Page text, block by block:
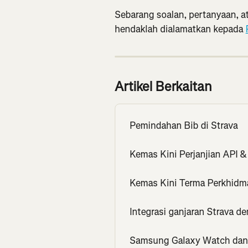
Sebarang soalan, pertanyaan,
hendaklah dialamatkan kepada
Artikel Berkaitan
Pemindahan Bib di Strava
Kemas Kini Perjanjian API
Kemas Kini Terma
Integrasi ganjaran Strava
Samsung Galaxy Watch